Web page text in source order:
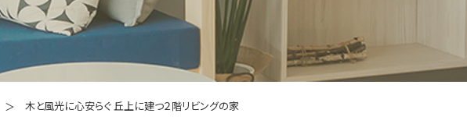
木と風光に心安らぐ 丘上に建つ２階リビングの家